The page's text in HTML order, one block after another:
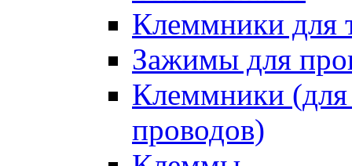
Клеммники для
Зажимы для
Клеммники (для
проводов)